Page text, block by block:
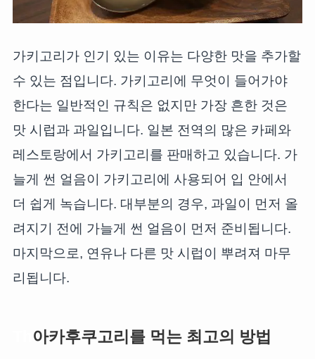
가키고리가 인기 있는 이유는 다양한 맛을 추가할
수 있는 점입니다. 가키고리에 무엇이 들어가야
한다는 일반적인 규칙은 없지만 가장 흔한 것은
맛 시럽과 과일입니다. 일본 전역의 많은 카페와
레스토랑에서 가키고리를 판매하고 있습니다. 가
늘게 썬 얼음이 가키고리에 사용되어 입 안에서
더 쉽게 녹습니다. 대부분의 경우, 과일이 먼저 올
려지기 전에 가늘게 썬 얼음이 먼저 준비됩니다.
마지막으로, 연유나 다른 맛 시럽이 뿌려져 마무
리됩니다.
아카후쿠고리를 먹는 최고의 방법